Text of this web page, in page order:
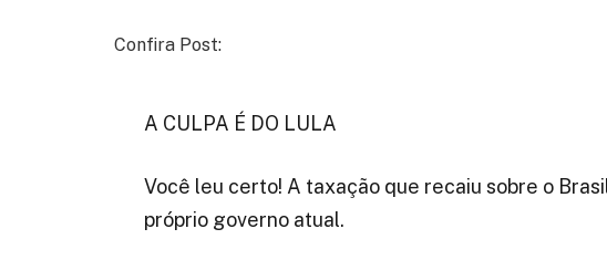
Confira Post:
A CULPA É DO LULA
Você leu certo! A taxação que recaiu sobre o
próprio governo atual.